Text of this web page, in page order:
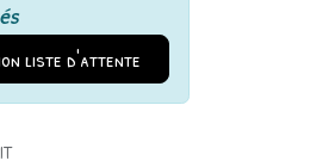
liste d'attente